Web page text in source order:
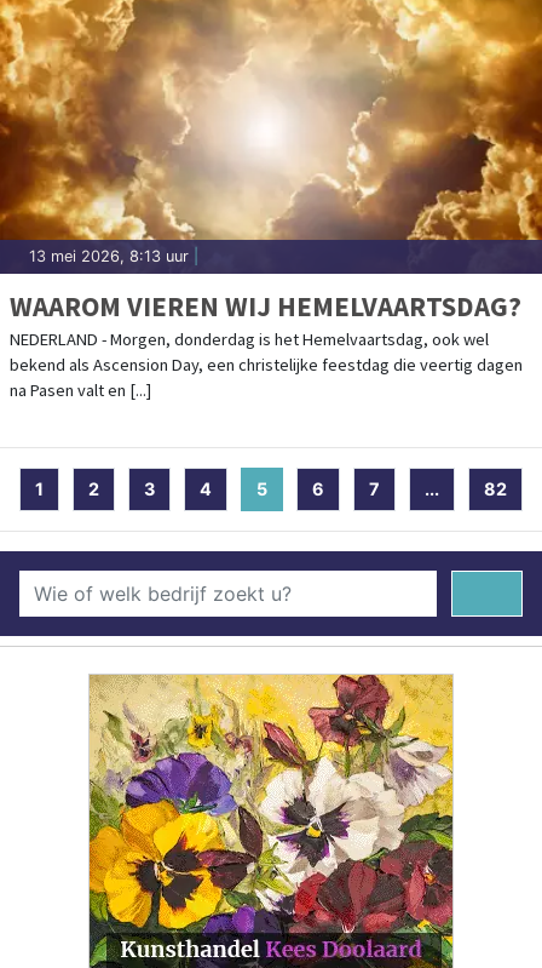
13 mei 2026, 8:13 uur
WAAROM VIEREN WIJ HEMELVAARTSDAG?
NEDERLAND - Morgen, donderdag is het Hemelvaartsdag, ook wel
bekend als Ascension Day, een christelijke feestdag die veertig dagen
na Pasen valt en [...]
1 2 3 4 5 (current)
6 7 ... 82